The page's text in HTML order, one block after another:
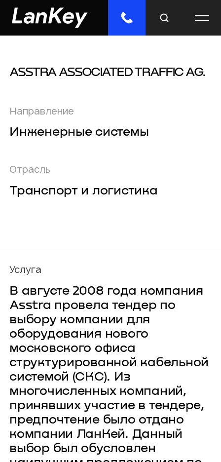
Меню
Облачные сервисы
ИТ-решения
Инженерные системы
Импорто­замещение
Проекты
Новости
ASSTRA ASSOCIATED TRAFFIC AG.
Отрасль
Транспорт и логистика
Направление
Инженерные системы
Услуга
В августе 2008 года компания
Asstra провела тендер по
выбору компании для
оборудования нового
московского офиса
структурированной кабельной
системой (СКС). Из
многочисленных компаний,
принявших участие в тендере,
предпочтение было отдано
компании ЛанКей. Данный
выбор был обусловлен